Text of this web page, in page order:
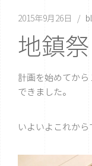
2015年9月26日
地鎮祭
計画を始めてか
できました。
いよいよこれから